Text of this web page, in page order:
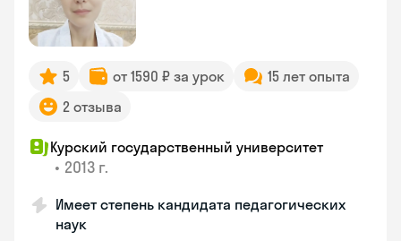
5 от 1590 ₽ за урок
15 лет опыта
2 отзыва
Курский государственный университет
• 2013 г.
Имеет степень кандидата педагогических
наук